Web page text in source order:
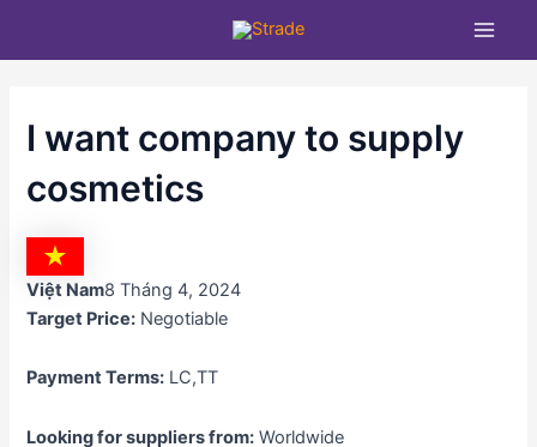
Main
I want company to supply
cosmetics
Việt Nam8 Tháng 4, 2024
Target Price: Negotiable
Payment Terms: LC,TT
Looking for suppliers from: Worldwide